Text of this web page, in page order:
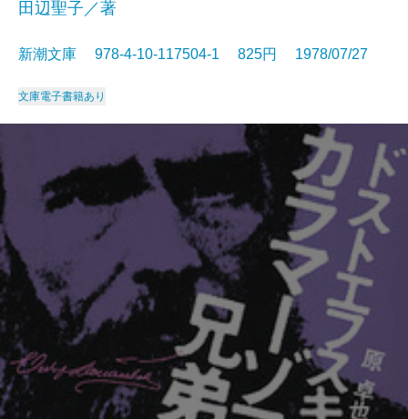
田辺聖子／著
新潮文庫 978-4-10-117504-1 825円 1978/07/27
文庫電子書籍あり